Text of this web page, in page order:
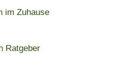
im Zuhause
Ratgeber